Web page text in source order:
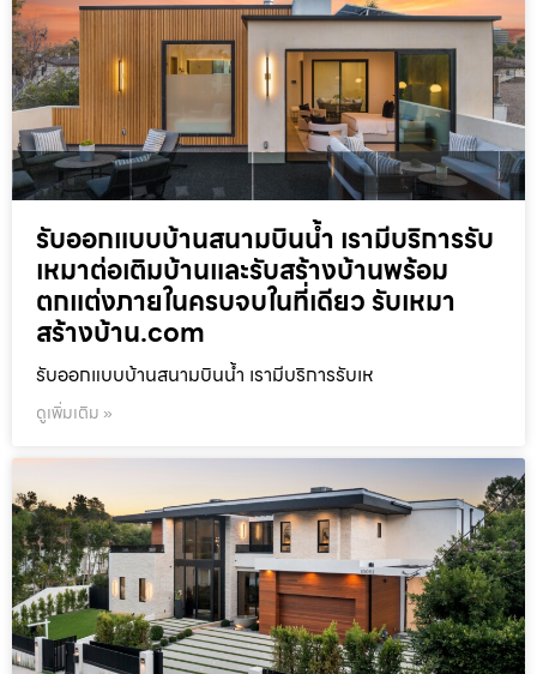
รับออกแบบบ้านสนามบินน้ำ เรามีบริการรับ
เหมาต่อเติมบ้านและรับสร้างบ้านพร้อม
ตกแต่งภายในครบจบในที่เดียว รับเหมา
สร้างบ้าน.com
รับออกแบบบ้านสนามบินน้ำ เรามีบริการรับเห
ดูเพิ่มเติม »